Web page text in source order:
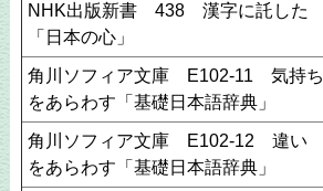
NHK出版新書 438 漢字に託した
「日本の心」
角川ソフィア文庫 E102-11 気持ち
をあらわす「基礎日本語辞典」
角川ソフィア文庫 E102-12 違い
をあらわす「基礎日本語辞典」